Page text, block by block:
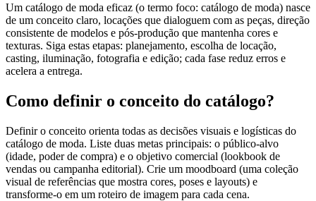
Um catálogo de moda eficaz (o termo foco: catálogo de moda) nasce
de um conceito claro, locações que dialoguem com as peças, direção
consistente de modelos e pós-produção que mantenha cores e
texturas. Siga estas etapas: planejamento, escolha de locação,
casting, iluminação, fotografia e edição; cada fase reduz erros e
acelera a entrega.
Como definir o conceito do catálogo?
Definir o conceito orienta todas as decisões visuais e logísticas do
catálogo de moda. Liste duas metas principais: o público-alvo
(idade, poder de compra) e o objetivo comercial (lookbook de
vendas ou campanha editorial). Crie um moodboard (uma coleção
visual de referências que mostra cores, poses e layouts) e
transforme-o em um roteiro de imagem para cada cena.